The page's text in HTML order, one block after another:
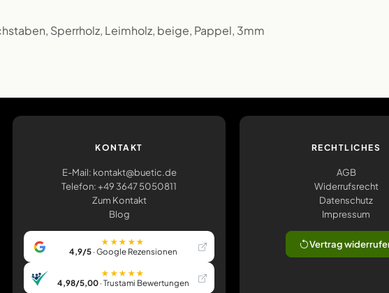
Sperrholz, Leimholz, beige, Pappel, 3mm
KONTAKT
E-Mail: kontakt@buetic.de
Telefon: +49 3647 5050811
Zum Kontakt
Blog
★★★★★
4,9/5 · Google Rezensionen
★★★★★
4,98/5,00 · Trustami Bewertungen
RECHTLICHES
AGB
Widerrufsrecht
Datenschutz
Impressum
Vertrag